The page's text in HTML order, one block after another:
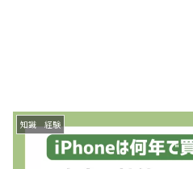
知識 経験